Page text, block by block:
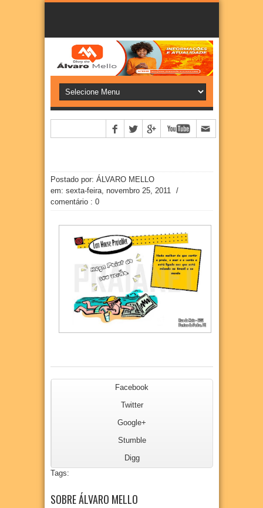
Postado por: ÁLVARO MELLO
em: sexta-feira, novembro 25, 2011
/
comentário : 0
Facebook
Twitter
Google+
Stumble
Digg
Tags:
SOBRE ÁLVARO MELLO